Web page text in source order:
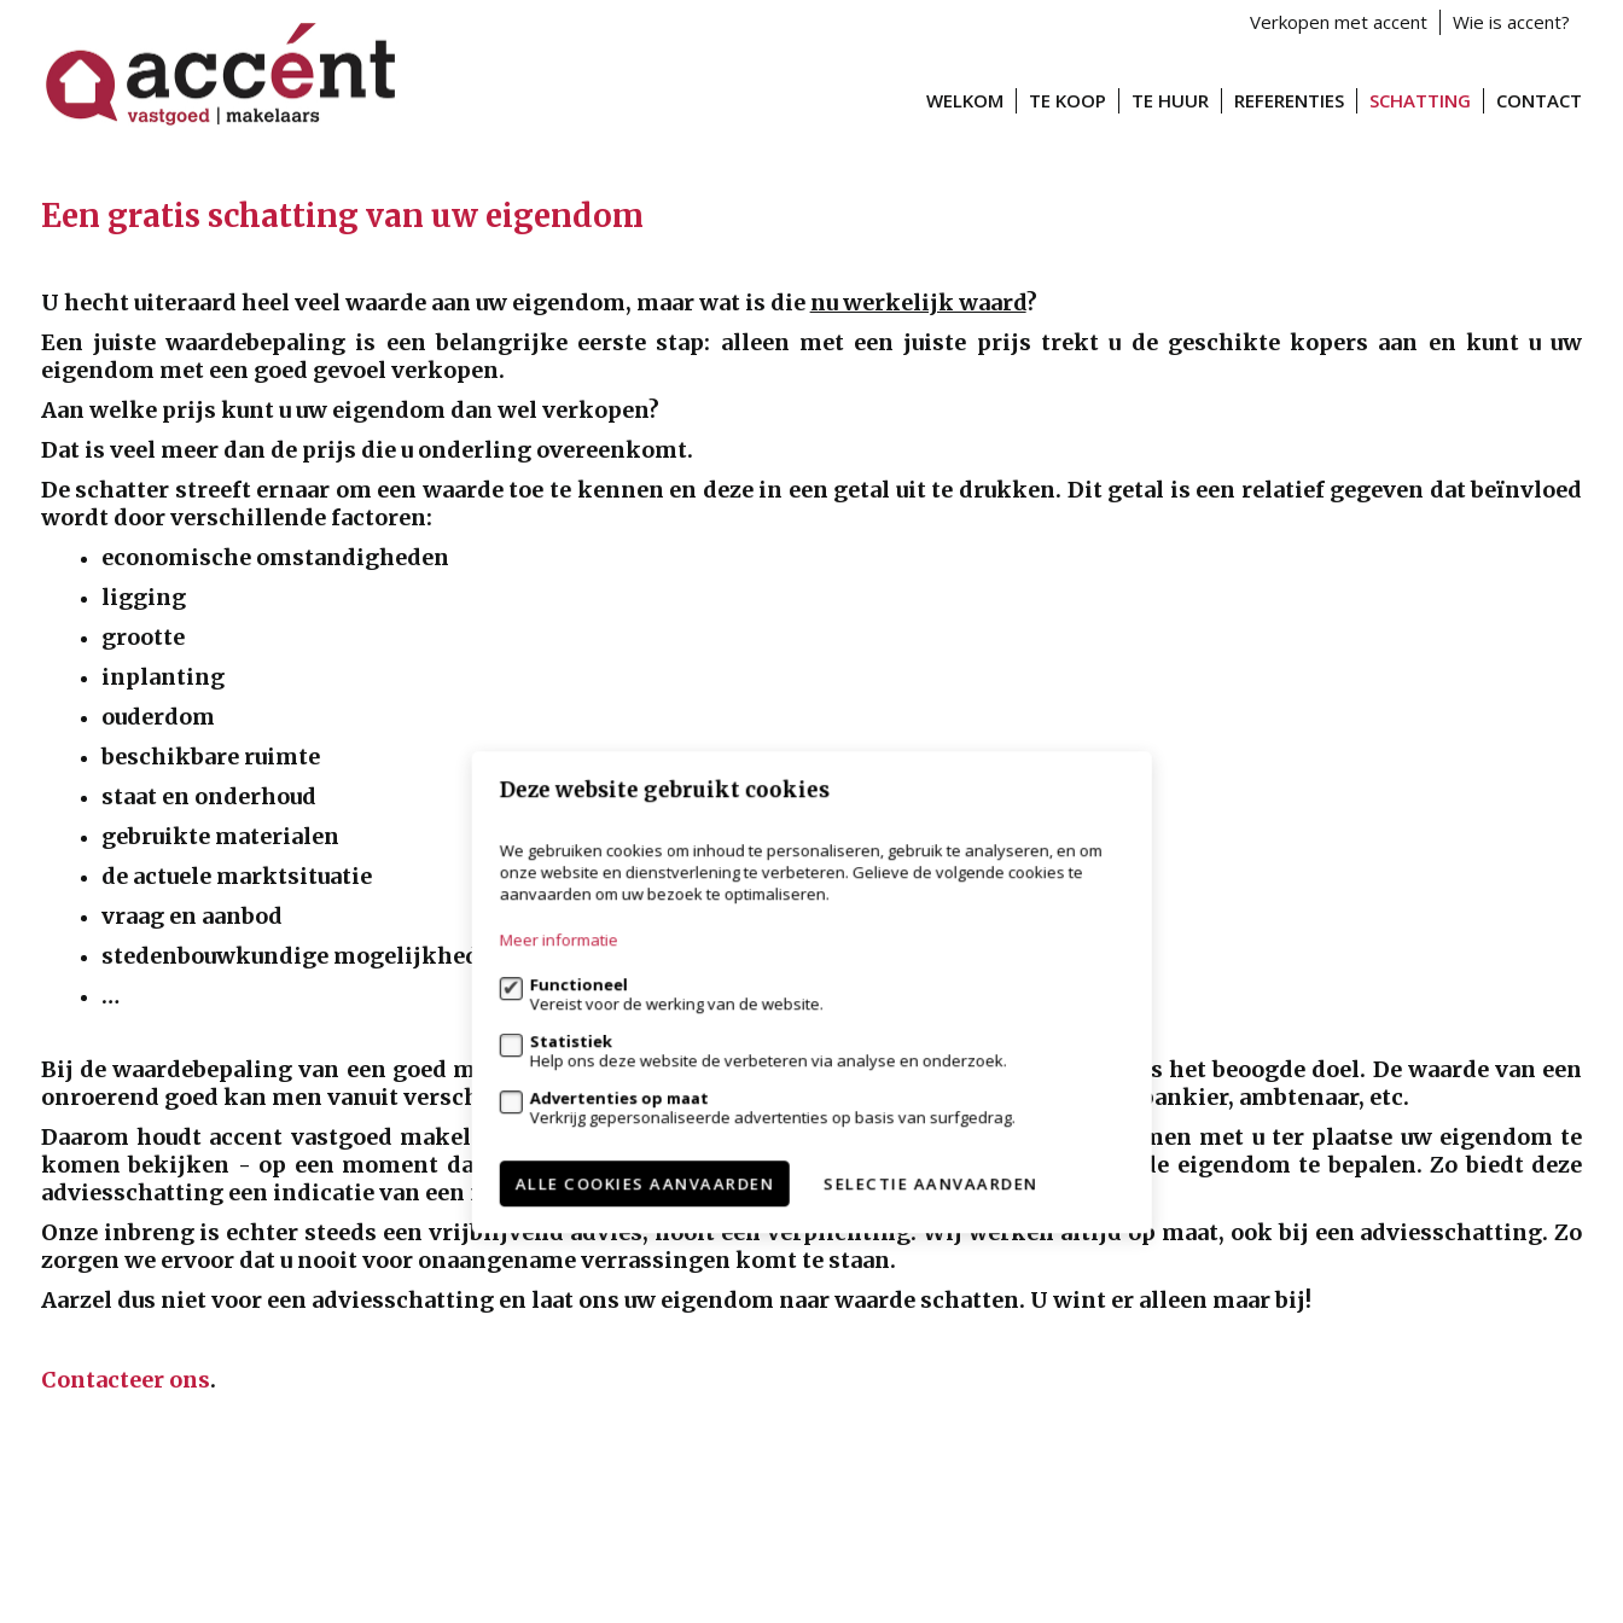
Verkopen met accent Wie is accent?
WELKOM TE KOOP TE HUUR REFERENTIES SCHATTING CONTACT
Een gratis schatting van uw eigendom
U hecht uiteraard heel veel waarde aan uw eigendom, maar wat is die nu werkelijk waard?
Een juiste waardebepaling is een belangrijke eerste stap: alleen met een juiste prijs trekt u de geschikte kopers aan en kunt u uw
eigendom met een goed gevoel verkopen.
Aan welke prijs kunt u uw eigendom dan wel verkopen?
Dat is veel meer dan de prijs die u onderling overeenkomt.
De schatter streeft ernaar om een waarde toe te kennen en deze in een getal uit te drukken. Dit getal is een relatief gegeven dat beïnvloed
wordt door verschillende factoren:
economische omstandigheden
ligging
grootte
inplanting
ouderdom
beschikbare ruimte
staat en onderhoud
gebruikte materialen
de actuele marktsituatie
vraag en aanbod
stedenbouwkundige mogelijkheden
…
Bij de waardebepaling van een goed moet men rekening houden met zowel de omstandigheden als het beoogde doel. De waarde van een
onroerend goed kan men vanuit verschillende invalshoeken bekijken: die van de verkoper, koper, bankier, ambtenaar, etc.
Daarom houdt accent vastgoed makelaars zich eraan voorafgaandelijk aan de verkoop steeds samen met u ter plaatse uw eigendom te
komen bekijken - op een moment dat u het best past - en samen met u een eerste waarde van de eigendom te bepalen. Zo biedt deze
adviesschatting een indicatie van een mogelijke verkoopwaarde, en dat helemaal gratis.
Onze inbreng is echter steeds een vrijblijvend advies, nooit een verplichting. Wij werken altijd op maat, ook bij een adviesschatting. Zo
zorgen we ervoor dat u nooit voor onaangename verrassingen komt te staan.
Aarzel dus niet voor een adviesschatting en laat ons uw eigendom naar waarde schatten. U wint er alleen maar bij!
Contacteer ons.
Deze website gebruikt cookies
We gebruiken cookies om inhoud te personaliseren, gebruik te analyseren, en om
onze website en dienstverlening te verbeteren. Gelieve de volgende cookies te
aanvaarden om uw bezoek te optimaliseren.
Meer informatie
Functioneel
Vereist voor de werking van de website.
Statistiek
Help ons deze website de verbeteren via analyse en onderzoek.
Advertenties op maat
Verkrijg gepersonaliseerde advertenties op basis van surfgedrag.
ALLE COOKIES AANVAARDEN SELECTIE AANVAARDEN